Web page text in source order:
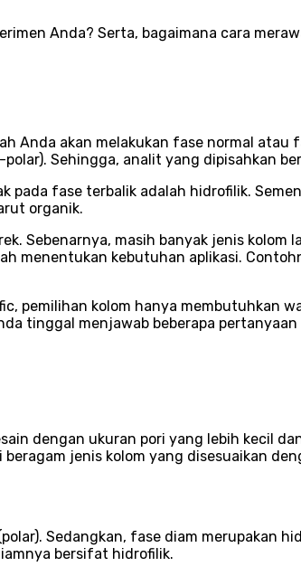
Anda? Serta, bagaimana cara
Anda akan melakukan fase normal atau
Sehingga, analit yang dipisahkan
pada fase terbalik adalah hidrofilik.
organik.
Sebenarnya, masih banyak jenis kolom
menentukan kebutuhan aplikasi.
pemilihan kolom hanya membutuhkan
tinggal menjawab beberapa
dengan ukuran pori yang lebih kecil
jenis kolom yang disesuaikan
Sedangkan, fase diam merupakan
bersifat hidrofilik.